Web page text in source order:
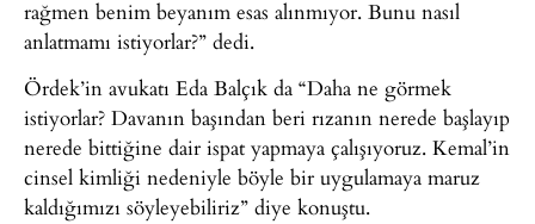
rağmen benim beyanım esas alınmıyor. Bunu nasıl
anlatmamı istiyorlar?” dedi.
Ördek’in avukatı Eda Balçık da “Daha ne görmek
istiyorlar? Davanın başından beri rızanın nerede başlayıp
nerede bittiğine dair ispat yapmaya çalışıyoruz. Kemal’in
cinsel kimliği nedeniyle böyle bir uygulamaya maruz
kaldığımızı söyleyebiliriz” diye konuştu.